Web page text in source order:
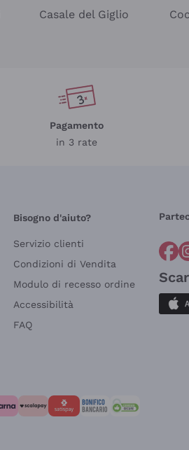
Casale del Giglio
Pagamento
in 3 rate
Bisogno d'aiuto?
Servizio clienti
Condizioni di Vendita
Modulo di recesso ordine
Accessibilità
FAQ